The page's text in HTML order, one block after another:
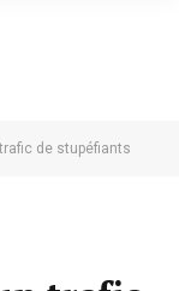
de stupéfiants